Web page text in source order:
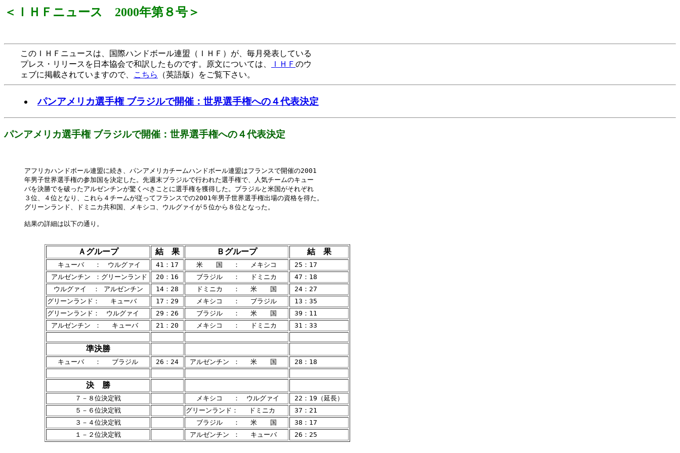
＜ＩＨＦニュース 2000年第８号＞
このＩＨＦニュースは、国際ハンドボール連盟（ＩＨＦ）が、毎月発表している
プレス・リリースを日本協会で和訳したものです。原文については、
ＩＨＦ のウ
ェブに掲載されていますので、
こちら （英語版）をご覧下さい。
パンアメリカ選手権 ブラジルで開催：世界選手権への４代表決定
パンアメリカ選手権 ブラジルで開催：世界選手権への４代表決定
アフリカハンドボール連盟に続き、パンアメリカチームハンドボール連盟はフランスで開催の2001
年男子世界選手権の参加国を決定した。先週末ブラジルで行われた選手権で、人気チームのキュー
バを決勝でを破ったアルゼンチンが驚くべきことに選手権を獲得した。ブラジルと米国がそれぞれ
３位、４位となり、これら４チームが従ってフランスでの2001年男子世界選手権出場の資格を得た。
グリーンランド、ドミニカ共和国、メキシコ、ウルグァイが５位から８位となった。
結果の詳細は以下の通り。
Ａグループ 結 果 Ｂグループ 結 果
キューバ　 ：　ウルグァイ 41：17 米　　国　 ： 　メキシコ
25：17
アルゼンチン ：グリーンランド
20：16 ブラジル　 ： 　ドミニカ
47：18
ウルグァイ　： アルゼンチン
14：28 ドミニカ　 ： 　米　　国
24：27
グリーンランド： 　キューバ
17：29 メキシコ　 ： 　ブラジル
13：35
グリーンランド：　ウルグァイ
29：26 ブラジル　 ： 　米　　国
39：11
アルゼンチン ： 　キューバ
21：20 メキシコ　 ： 　ドミニカ 31：33
準決勝
キューバ　 ： 　ブラジル 26：24 アルゼンチン ： 　米　　国 28：18
決 勝
７－８位決定戦 メキシコ　 ：　ウルグァイ
22：19（延長）
５－６位決定戦
グリーンランド： 　ドミニカ
37：21
３－４位決定戦
ブラジル　 ： 　米　　国
38：17
１－２位決定戦
アルゼンチン ： 　キューバ 26：25